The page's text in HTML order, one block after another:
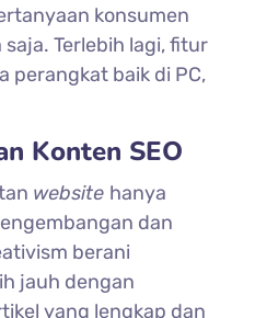
konsumen
Terlebih lagi, fitur
perangkat baik di PC,
Konten SEO
website hanya
dan
berani
jauh dengan
yang lengkap dan